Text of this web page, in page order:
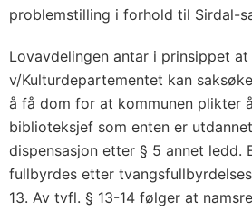
problemstilling i forhold til Sirdal-
Lovavdelingen antar i prinsippet
v/Kulturdepartementet kan
å få dom for at kommunen plikter
biblioteksjef som enten er
dispensasjon etter § 5 annet ledd.
fullbyrdes etter
13. Av tvfl. § 13-14 følger at